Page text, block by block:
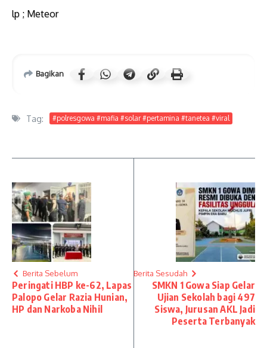
​lp ; Meteor
Bagikan
Tag: #polresgowa #mafia #solar #pertamina #tanetea #viral
Berita Sebelum
Peringati HBP ke-62, Lapas
Palopo Gelar Razia Hunian,
HP dan Narkoba Nihil
Berita Sesudah
SMKN 1 Gowa Siap Gelar
Ujian Sekolah bagi 497
Siswa, Jurusan AKL Jadi
Peserta Terbanyak